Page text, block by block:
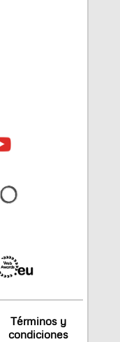
Términos y
condiciones